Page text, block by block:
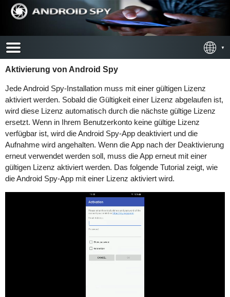
Aktivierung von Android Spy
Jede Android Spy-Installation muss mit einer gültigen Lizenz
aktiviert werden. Sobald die Gültigkeit einer Lizenz abgelaufen ist,
wird diese Lizenz automatisch durch die nächste gültige Lizenz
ersetzt. Wenn in Ihrem Benutzerkonto keine gültige Lizenz
verfügbar ist, wird die Android Spy-App deaktiviert und die
Aufnahme wird angehalten. Wenn die App nach der Deaktivierung
erneut verwendet werden soll, muss die App erneut mit einer
gültigen Lizenz aktiviert werden. Das folgende Tutorial zeigt, wie
die Android Spy-App mit einer Lizenz aktiviert wird.